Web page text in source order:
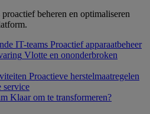
beheren en optimaliseren
IT-teams Proactief apparaatbeheer
Vlotte en ononderbroken
Proactieve herstelmaatregelen
service
Klaar om te transformeren?